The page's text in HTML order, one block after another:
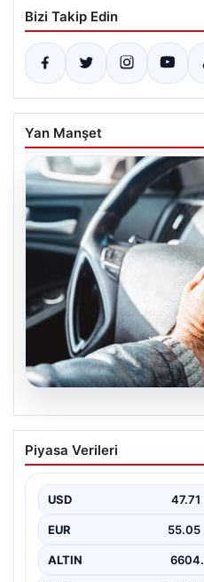
Bizi Takip Edin
Yan Manşet
05.08.2026
Emekliye ÖTV’siz
yasa çıkacak mı?
Piyasa Verileri
USD 47.71
EUR 55.05
ALTIN